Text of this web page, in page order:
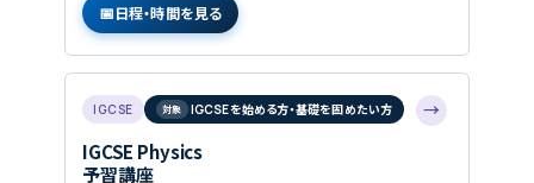
日程・時間を見る
→
IGCSE IGCSEを始める方・基礎を固めたい方
IGCSE Physics
予習講座